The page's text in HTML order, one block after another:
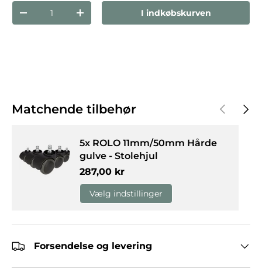
Antal
Reducer mængdenForøg mængdenI indkøbskurven
Matchende tilbehør Forrige
5x ROLO 11mm/50mm Hårde
gulve - Stolehjul
Normalpris
287,00 kr
Vælg indstillinger
Forsendelse og levering